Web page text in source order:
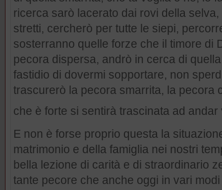
ricerca sarò lacerato dai rovi della
stretti, cercherò per tutte le siepi,
sosterranno quelle forze che il timore di
pecora dispersa, andrò in cerca di
fastidio di dovermi sopportare, non
trascurerò la pecora smarrita, la pecora
che è forte si sentirà trascinata ad
E non è forse proprio questa la
matrimonio e della famiglia nei nostri
bella lezione di carità e di straordinario
tante pecore che anche oggi in vari